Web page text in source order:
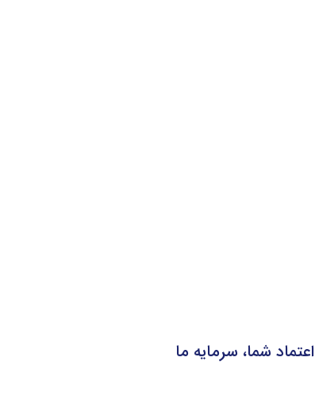
اعتماد شما، سرمایه ما